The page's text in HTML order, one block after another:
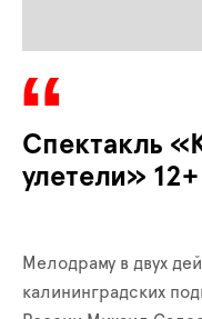
Спектакль
улетели» 12+
Мелодраму в двух
калининградских